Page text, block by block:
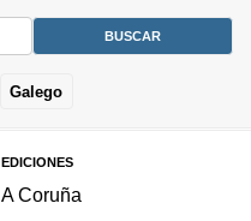
Galego
EDICIONES
A Coruña